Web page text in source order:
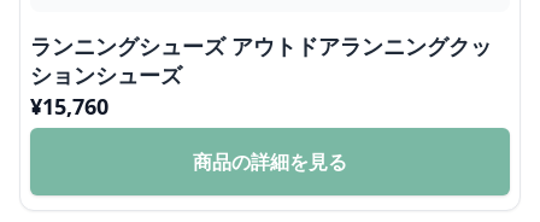
ランニングシューズ アウトドアランニングクッ
ションシューズ
¥15,760
商品の詳細を見る